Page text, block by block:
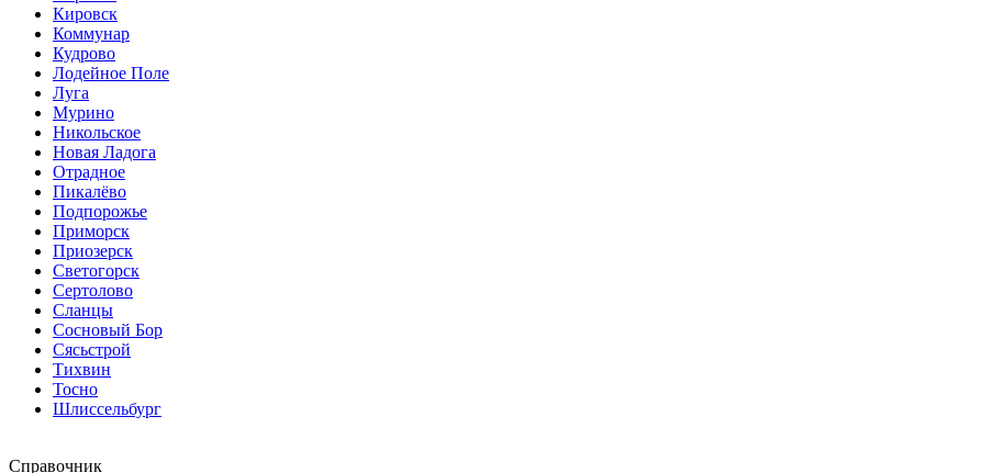
Кировск
Коммунар
Кудрово
Лодейное Поле
Луга
Мурино
Никольское
Новая Ладога
Отрадное
Пикалёво
Подпорожье
Приморск
Приозерск
Светогорск
Сертолово
Сланцы
Сосновый Бор
Сясьстрой
Тихвин
Тосно
Шлиссельбург
Справочник